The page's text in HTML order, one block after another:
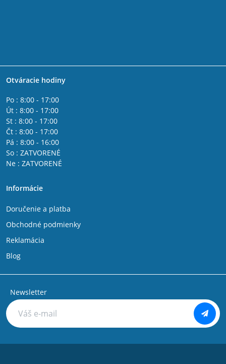
Otváracie hodiny
Po : 8:00 - 17:00
Út : 8:00 - 17:00
St : 8:00 - 17:00
Čt : 8:00 - 17:00
Pá : 8:00 - 16:00
So : ZATVORENÉ
Ne : ZATVORENÉ
Informácie
Doručenie a platba
Obchodné podmienky
Reklamácia
Blog
Newsletter